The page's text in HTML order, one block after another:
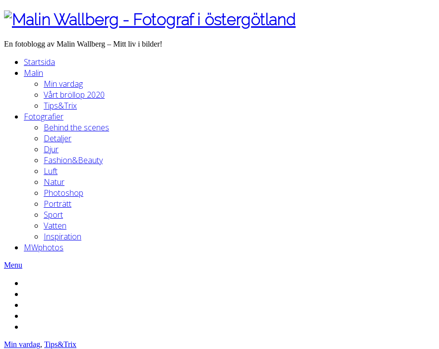
En fotoblogg av Malin Wallberg – Mitt liv i bilder!
Startsida
Malin
Min vardag
Vårt bröllop 2020
Tips&Trix
Fotografier
Behind the scenes
Detaljer
Djur
Fashion&Beauty
Luft
Natur
Photoshop
Porträtt
Sport
Vatten
Inspiration
MWphotos
Menu
Min vardag, Tips&Trix